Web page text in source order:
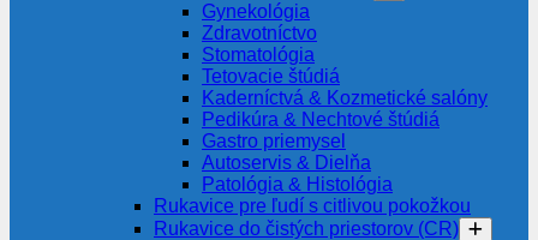
Gynekológia
Zdravotníctvo
Stomatológia
Tetovacie štúdiá
Kaderníctvá & Kozmetické salóny
Pedikúra & Nechtové štúdiá
Gastro priemysel
Autoservis & Dielňa
Patológia & Histológia
Rukavice pre ľudí s citlivou pokožkou
Rukavice do čistých priestorov (CR)